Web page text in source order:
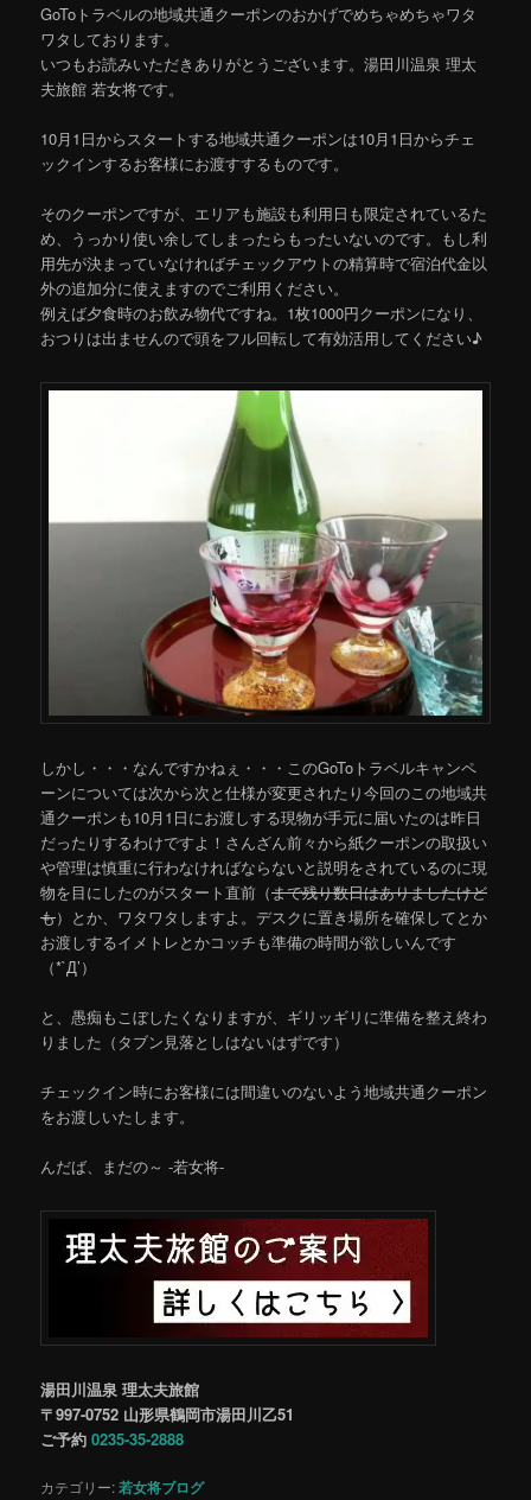
GoToトラベルの地域共通クーポンのおかげでめちゃめちゃワタ
ワタしております。
いつもお読みいただきありがとうございます。湯田川温泉 理太
夫旅館 若女将です。
10月1日からスタートする地域共通クーポンは10月1日からチェ
ックインするお客様にお渡すするものです。
そのクーポンですが、エリアも施設も利用日も限定されているた
め、うっかり使い余してしまったらもったいないのです。もし利
用先が決まっていなければチェックアウトの精算時で宿泊代金以
外の追加分に使えますのでご利用ください。
例えば夕食時のお飲み物代ですね。1枚1000円クーポンになり、
おつりは出ませんので頭をフル回転して有効活用してください♪
しかし・・・なんですかねぇ・・・このGoToトラベルキャンペ
ーンについては次から次と仕様が変更されたり今回のこの地域共
通クーポンも10月1日にお渡しする現物が手元に届いたのは昨日
だったりするわけですよ！さんざん前々から紙クーポンの取扱い
や管理は慎重に行わなければならないと説明をされているのに現
物を目にしたのがスタート直前（まで残り数日はありましたけど
も）とか、ワタワタしますよ。デスクに置き場所を確保してとか
お渡しするイメトレとかコッチも準備の時間が欲しいんです
（*`Д’）
と、愚痴もこぼしたくなりますが、ギリッギリに準備を整え終わ
りました（タブン見落としはないはずです）
チェックイン時にお客様には間違いのないよう地域共通クーポン
をお渡しいたします。
んだば、まだの～ -若女将-
湯田川温泉 理太夫旅館
〒997-0752 山形県鶴岡市湯田川乙51
ご予約0235-35-2888
カテゴリー:若女将ブログ